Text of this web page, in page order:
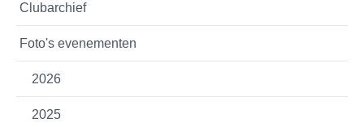
Clubarchief
Foto's evenementen
2026
2025